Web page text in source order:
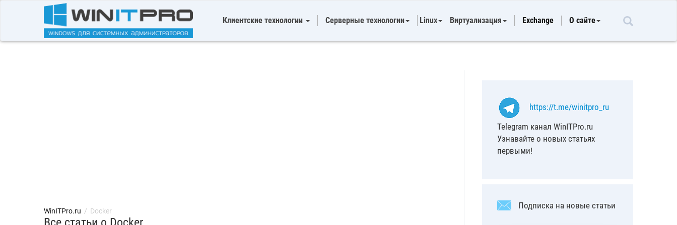
Клиентские технологии Серверные технологии Linux Виртуализация Exchange О сайте
WinITPro.ru / Docker
https://t.me/winitpro_ru
Telegram канал WinITPro.ru
Узнавайте о новых статьях
первыми!
Подписка на новые статьи